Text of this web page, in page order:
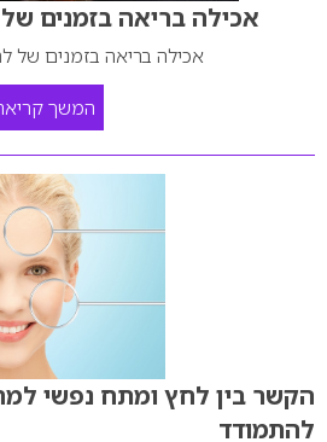
אכילה בריאה בזמנים
אכילה בריאה בזמנים של
המשך
הקשר בין לחץ ומתח נפשי
להתמודד